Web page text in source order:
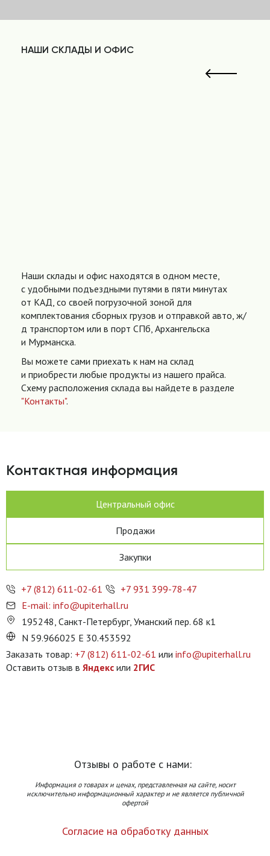
НАШИ СКЛАДЫ И ОФИС
Наши склады и офис находятся в одном месте,
с удобными подъездными путями в пяти минутах
от КАД, со своей погрузочной зоной для
комплектования сборных грузов и отправкой авто, ж/
д транспортом или в порт СПб, Архангельска
и Мурманска.
Вы можете сами приехать к нам на склад
и приобрести любые продукты из нашего прайса.
Схему расположения склада вы найдете в разделе
"Контакты".
Контактная информация
Центральный офис
Продажи
Закупки
+7 (812) 611-02-61
+7 931 399-78-47
E-mail: info@upiterhall.ru
195248, Санкт-Петербург, Уманский пер. 68 к1
N 59.966025 E 30.453592
Заказать товар: +7 (812) 611-02-61 или info@upiterhall.ru
Оставить отзыв в Яндекс или 2ГИС
Отзывы о работе с нами:
Информация о товарах и ценах, представленная на сайте, носит
исключительно информационный характер и не является публичной
офертой
Согласие на обработку данных